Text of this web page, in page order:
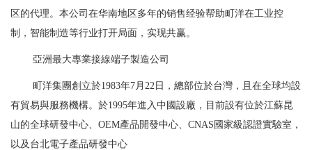
区的代理。本公司在华南地区多年的销售经验帮助町洋在工业控
制，智能制造等行业打开局面，实现共赢。
亞洲最大專業接線端子製造公司
町洋集團創立於1983年7月22日，總部位於台灣，且在全球均設
有貿易與服務機構。於1995年進入中國設廠，目前設有位於江蘇昆
山的全球研發中心、OEM產品開發中心、CNAS國家級認證實驗室，
以及台北電子產品研發中心